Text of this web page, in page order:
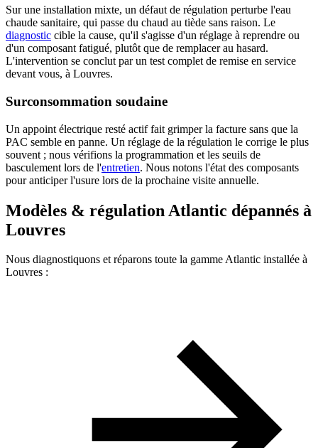
Sur une installation mixte, un défaut de régulation perturbe l'eau
chaude sanitaire, qui passe du chaud au tiède sans raison. Le
diagnostic cible la cause, qu'il s'agisse d'un réglage à reprendre ou
d'un composant fatigué, plutôt que de remplacer au hasard.
L'intervention se conclut par un test complet de remise en service
devant vous, à Louvres.
Surconsommation soudaine
Un appoint électrique resté actif fait grimper la facture sans que la
PAC semble en panne. Un réglage de la régulation le corrige le plus
souvent ; nous vérifions la programmation et les seuils de
basculement lors de l'entretien. Nous notons l'état des composants
pour anticiper l'usure lors de la prochaine visite annuelle.
Modèles & régulation Atlantic dépannés à
Louvres
Nous diagnostiquons et réparons toute la gamme Atlantic installée à
Louvres :